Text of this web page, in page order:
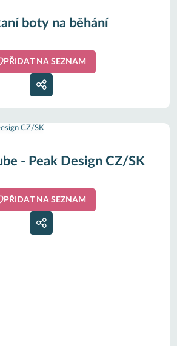
boty na běhání
PŘIDAT NA SEZNAM
- Peak Design CZ/SK
PŘIDAT NA SEZNAM